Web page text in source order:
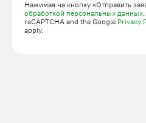
Нажимая на кнопку «Отправить
обработкой персональных данных
reCAPTCHA and the Google Privacy
apply.